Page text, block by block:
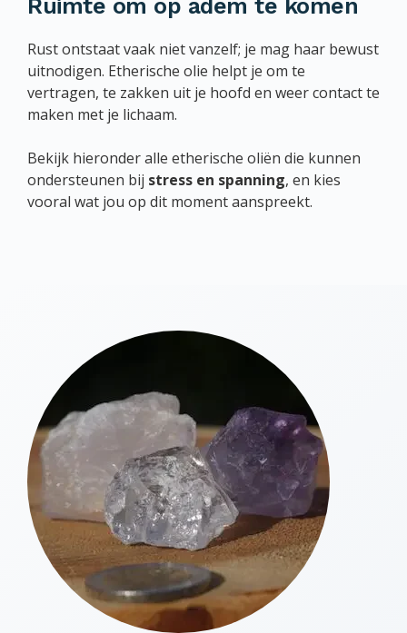
Ruimte om op adem te komen
Rust ontstaat vaak niet vanzelf; je mag haar bewust
uitnodigen. Etherische olie helpt je om te
vertragen, te zakken uit je hoofd en weer contact te
maken met je lichaam.
Bekijk hieronder alle etherische oliën die kunnen
ondersteunen bij stress en spanning, en kies
vooral wat jou op dit moment aanspreekt.